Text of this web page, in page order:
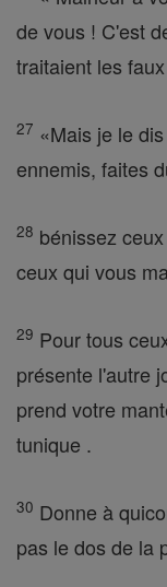
de vous ! C'est
traitaient les
27 «Mais je le
ennemis, faites
28 bénissez
ceux qui vous
29 Pour tous
présente l'autre
prend votre
tunique .
30 Donne à
pas le dos de la